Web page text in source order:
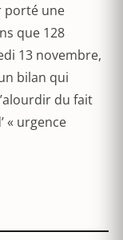
porté une
que 128
13 novembre,
bilan qui
du fait
« urgence